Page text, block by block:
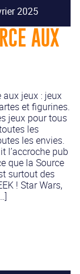
2025
AUX
aux jeux : jeux
et figurines.
jeux pour tous
les
les envies.
l’accroche pub
que la Source
surtout des
! Star Wars,